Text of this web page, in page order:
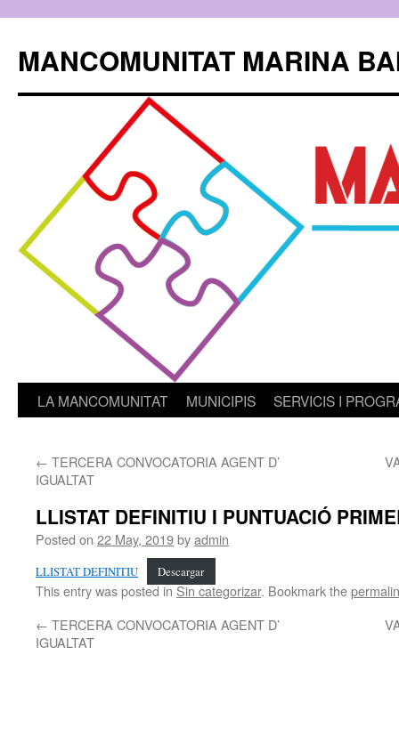
content
MANCOMUNITAT MARINA
LA MANCOMUNITAT MUNICIPIS SERVICIS I
← TERCERA CONVOCATORIA AGENT D’
IGUALTAT
LLISTAT DEFINITIU I PUNTUACIÓ
Posted on 22 May, 2019byadmin
LLISTAT DEFINITIU Descargar
This entry was posted inSin categorizar. Bookmark the
← TERCERA CONVOCATORIA AGENT D’
IGUALTAT